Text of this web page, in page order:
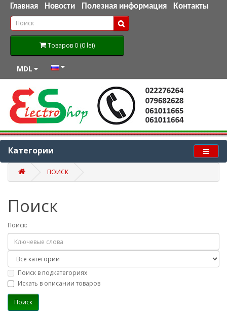
Главная Новости Полезная информация Контакты
Товаров 0 (0 lei)
MDL
Категории
ПОИСК
Поиск
Поиск:
Поиск в подкатегориях
Искать в описании товаров